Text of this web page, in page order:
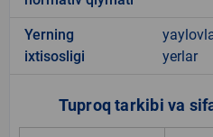
Yerning
ixtisosligi
yerlar
Tuproq tarkibi va